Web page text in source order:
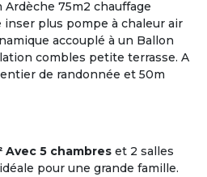
Ardèche 75m2 chauffage
plus pompe à chaleur air
accouplé à un Ballon
combles petite terrasse. A
de randonnée et 50m
Avec 5 chambres et 2 salles
pour une grande famille.
souhaitent venir visiter
: 86,646 €